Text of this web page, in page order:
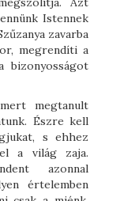
Istennek
zavarba
megrendíti a
bizonyosságot
megtanult
Észre kell
s ehhez
a világ zaja.
azonnal
értelemben